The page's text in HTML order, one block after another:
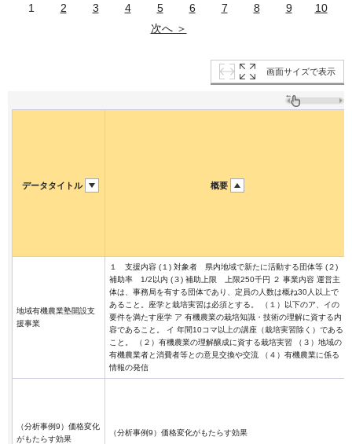
1 2 3 4 5 6 7 8 9
10
次へ ＞
画面サイズで表示
データタイトル 概要
地域有機農業塾開設支
援事業
１ 支援内容 (１) 対象者 県内地域で新たに活動する団体等 (２)
補助率 1/2以内 (３) 補助上限 上限250千円 ２ 事業内容 運営主
体は、事務局を有する団体であり、定員の人数は概ね30人以上で
あること。座学と栽培実習は必須とする。 （１）以下のア、イの
要件を満たす座学 ア 有機農業の栽培知識・技術の理解に資する内
容であること。 イ 年間10コマ以上の講座（栽培実習除く）である
こと。 （２）有機農業の理解醸成に資する栽培実習 （３）地域の
有機農業者と消費者等との意見交換や交流 （４）有機農業に係る
情報の発信
（分析事例9）価格変化
がもたらす効果
（分析事例9）価格変化がもたらす効果